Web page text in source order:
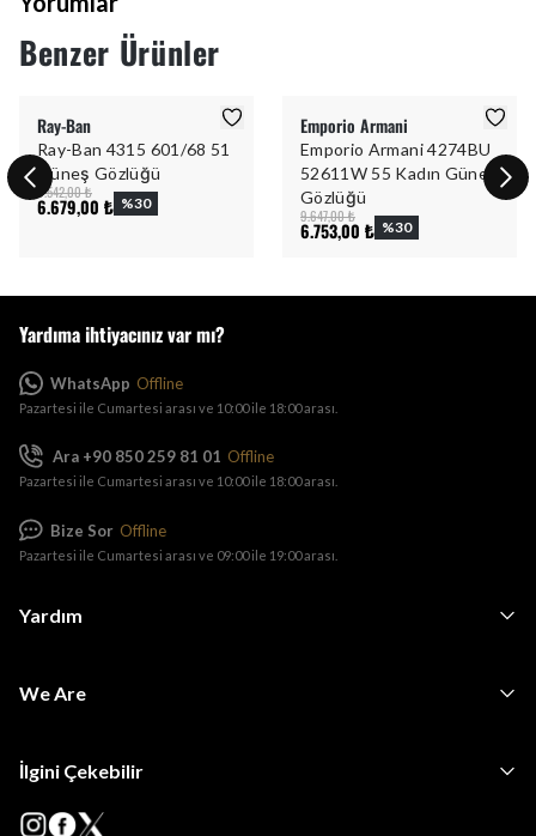
Benzer Ürünler
Ray-Ban
Ray-Ban 4315 601/68 51
Güneş Gözlüğü
9.542,00 ₺
6.679,00 ₺ %30
Emporio Armani
Emporio Armani 4274BU
52611W 55 Kadın Güneş
Gözlüğü
9.647,00 ₺
6.753,00 ₺ %30
Yardım
We Are
İlgini Çekebilir
Yardıma ihtiyacınız var mı?
WhatsApp Offline
Pazartesi ile Cumartesi arası ve 10:00 ile 18:00 arası.
Ara +90 850 259 81 01 Offline
Pazartesi ile Cumartesi arası ve 10:00 ile 18:00 arası.
Bize Sor Offline
Pazartesi ile Cumartesi arası ve 09:00 ile 19:00 arası.